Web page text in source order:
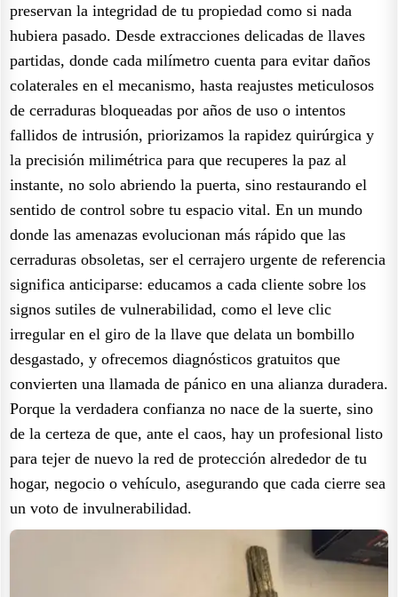
preservan la integridad de tu propiedad como si nada
hubiera pasado. Desde extracciones delicadas de llaves
partidas, donde cada milímetro cuenta para evitar daños
colaterales en el mecanismo, hasta reajustes meticulosos
de cerraduras bloqueadas por años de uso o intentos
fallidos de intrusión, priorizamos la rapidez quirúrgica y
la precisión milimétrica para que recuperes la paz al
instante, no solo abriendo la puerta, sino restaurando el
sentido de control sobre tu espacio vital. En un mundo
donde las amenazas evolucionan más rápido que las
cerraduras obsoletas, ser el cerrajero urgente de referencia
significa anticiparse: educamos a cada cliente sobre los
signos sutiles de vulnerabilidad, como el leve clic
irregular en el giro de la llave que delata un bombillo
desgastado, y ofrecemos diagnósticos gratuitos que
convierten una llamada de pánico en una alianza duradera.
Porque la verdadera confianza no nace de la suerte, sino
de la certeza de que, ante el caos, hay un profesional listo
para tejer de nuevo la red de protección alrededor de tu
hogar, negocio o vehículo, asegurando que cada cierre sea
un voto de invulnerabilidad.